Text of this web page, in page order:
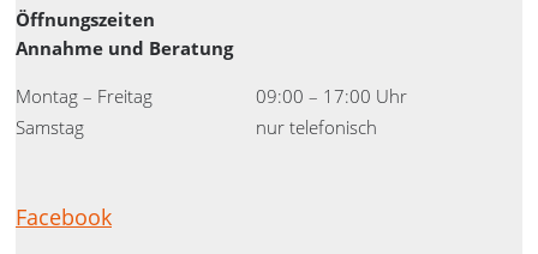
Öffnungszeiten
Annahme und Beratung
Montag – Freitag
09:00 – 17:00 Uhr
Samstag
nur telefonisch
Facebook